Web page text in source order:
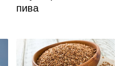
пива